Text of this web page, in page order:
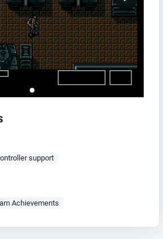
support
Achievements